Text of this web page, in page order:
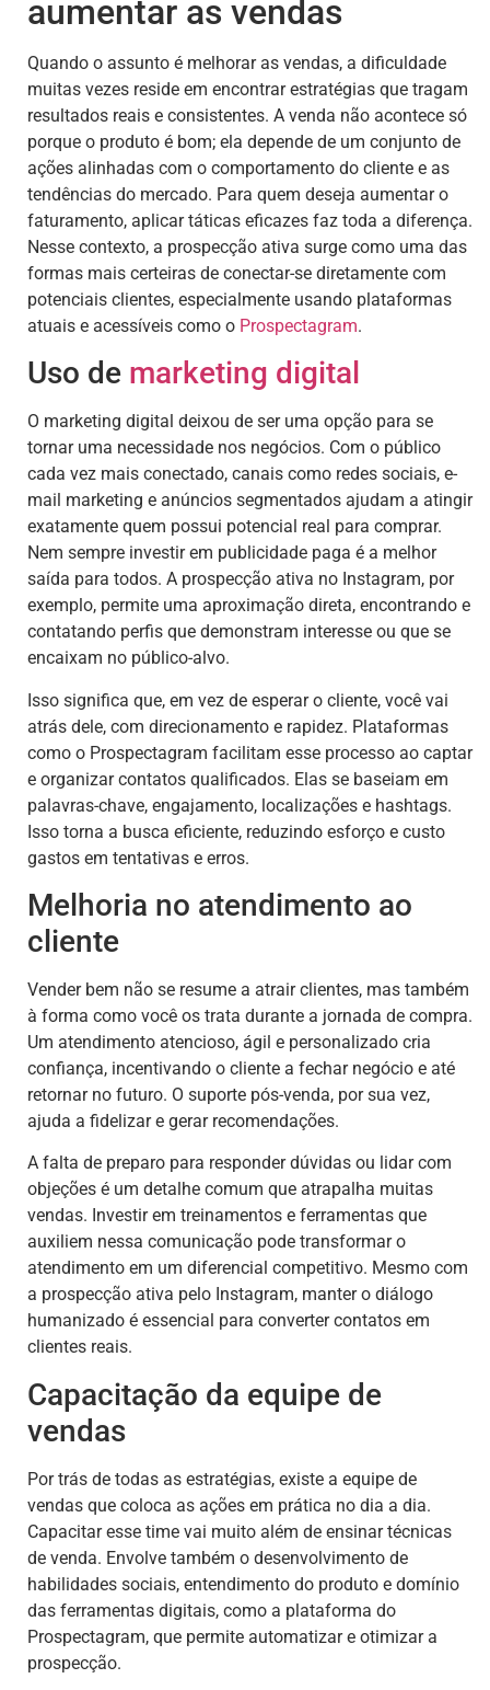
aumentar as vendas
Quando o assunto é melhorar as vendas, a dificuldade
muitas vezes reside em encontrar estratégias que tragam
resultados reais e consistentes. A venda não acontece só
porque o produto é bom; ela depende de um conjunto de
ações alinhadas com o comportamento do cliente e as
tendências do mercado. Para quem deseja aumentar o
faturamento, aplicar táticas eficazes faz toda a diferença.
Nesse contexto, a prospecção ativa surge como uma das
formas mais certeiras de conectar-se diretamente com
potenciais clientes, especialmente usando plataformas
atuais e acessíveis como o Prospectagram.
Uso de marketing digital
O marketing digital deixou de ser uma opção para se
tornar uma necessidade nos negócios. Com o público
cada vez mais conectado, canais como redes sociais, e-
mail marketing e anúncios segmentados ajudam a atingir
exatamente quem possui potencial real para comprar.
Nem sempre investir em publicidade paga é a melhor
saída para todos. A prospecção ativa no Instagram, por
exemplo, permite uma aproximação direta, encontrando e
contatando perfis que demonstram interesse ou que se
encaixam no público-alvo.
Isso significa que, em vez de esperar o cliente, você vai
atrás dele, com direcionamento e rapidez. Plataformas
como o Prospectagram facilitam esse processo ao captar
e organizar contatos qualificados. Elas se baseiam em
palavras-chave, engajamento, localizações e hashtags.
Isso torna a busca eficiente, reduzindo esforço e custo
gastos em tentativas e erros.
Melhoria no atendimento ao
cliente
Vender bem não se resume a atrair clientes, mas também
à forma como você os trata durante a jornada de compra.
Um atendimento atencioso, ágil e personalizado cria
confiança, incentivando o cliente a fechar negócio e até
retornar no futuro. O suporte pós-venda, por sua vez,
ajuda a fidelizar e gerar recomendações.
A falta de preparo para responder dúvidas ou lidar com
objeções é um detalhe comum que atrapalha muitas
vendas. Investir em treinamentos e ferramentas que
auxiliem nessa comunicação pode transformar o
atendimento em um diferencial competitivo. Mesmo com
a prospecção ativa pelo Instagram, manter o diálogo
humanizado é essencial para converter contatos em
clientes reais.
Capacitação da equipe de
vendas
Por trás de todas as estratégias, existe a equipe de
vendas que coloca as ações em prática no dia a dia.
Capacitar esse time vai muito além de ensinar técnicas
de venda. Envolve também o desenvolvimento de
habilidades sociais, entendimento do produto e domínio
das ferramentas digitais, como a plataforma do
Prospectagram, que permite automatizar e otimizar a
prospecção.